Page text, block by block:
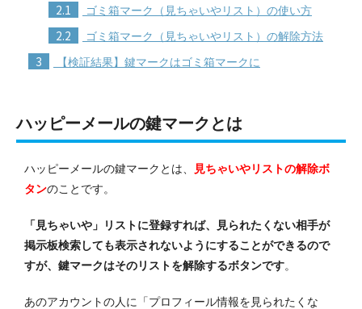
2.1 ゴミ箱マーク（見ちゃいやリスト）の使い方
2.2 ゴミ箱マーク（見ちゃいやリスト）の解除方法
3 【検証結果】鍵マークはゴミ箱マークに
ハッピーメールの鍵マークとは
ハッピーメールの鍵マークとは、
見ちゃいやリストの解除ボ
タンのことです。
「見ちゃいや」リストに登録すれば、見られたくない相手が
掲示板検索しても表示されないようにすることができるので
すが、鍵マークはそのリストを解除するボタンです。
あのアカウントの人に「プロフィール情報を見られたくな